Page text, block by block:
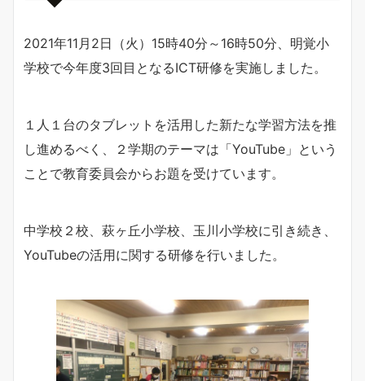
2021年11月2日（火）15時40分～16時50分、明覚小
学校で今年度3回目となるICT研修を実施しました。
１人１台のタブレットを活用した新たな学習方法を推
し進めるべく、２学期のテーマは「YouTube」という
ことで教育委員会からお題を受けています。
中学校２校、萩ヶ丘小学校、玉川小学校に引き続き、
YouTubeの活用に関する研修を行いました。